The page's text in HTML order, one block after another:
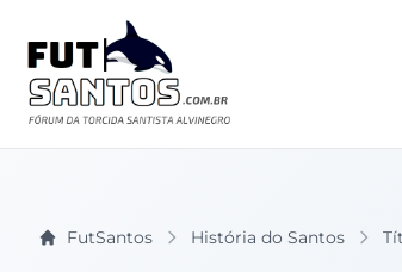
FutSantos História do Santos